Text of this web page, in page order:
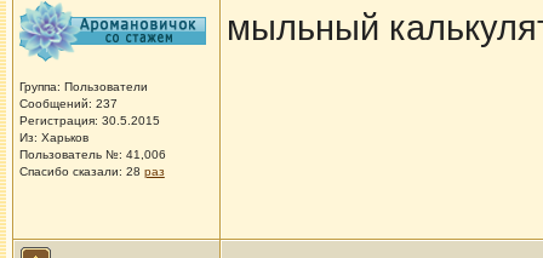
Группа: Пользователи
Сообщений: 237
Регистрация: 30.5.2015
Из: Харьков
Пользователь №: 41,006
Спасибо сказали: 28 раз
мыльный